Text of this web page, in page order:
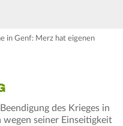
in Genf: Merz hat eigenen
des Krieges in
seiner Einseitigkeit